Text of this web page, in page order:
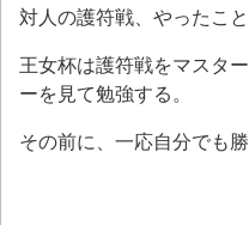
対人の護符戦、やったこ
王女杯は護符戦をマスタ
ーを見て勉強する。
その前に、一応自分でも